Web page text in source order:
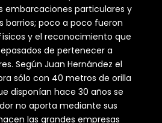
embarcaciones particulares y
barrios; poco a poco fueron
y el reconocimiento que
de pertenecer a
Según Juan Hernández el
sólo con 40 metros de orilla
disponían hace 30 años se
no aporta mediante sus
las grandes empresas